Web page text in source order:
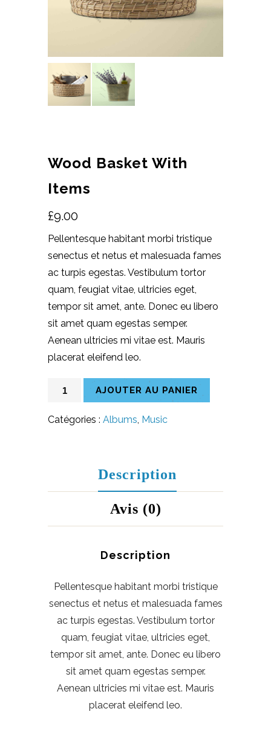
Wood Basket With
Items
£9.00
Pellentesque habitant morbi tristique
senectus et netus et malesuada fames
ac turpis egestas. Vestibulum tortor
quam, feugiat vitae, ultricies eget,
tempor sit amet, ante. Donec eu libero
sit amet quam egestas semper.
Aenean ultricies mi vitae est. Mauris
placerat eleifend leo.
quantité
Wood
AJOUTER AU PANIER
Catégories : Albums, Music
Description
Avis (0)
Description
Pellentesque habitant morbi tristique
senectus et netus et malesuada fames
ac turpis egestas. Vestibulum tortor
quam, feugiat vitae, ultricies eget,
tempor sit amet, ante. Donec eu libero
sit amet quam egestas semper.
Aenean ultricies mi vitae est. Mauris
placerat eleifend leo.